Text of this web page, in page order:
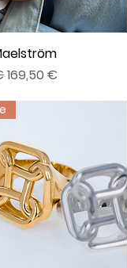
Aperçu rapide
Prix promotionnel
169,50 €